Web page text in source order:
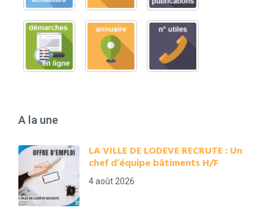
A la une
LA VILLE DE LODEVE RECRUTE : Un
chef d’équipe bâtiments H/F
4 août 2026